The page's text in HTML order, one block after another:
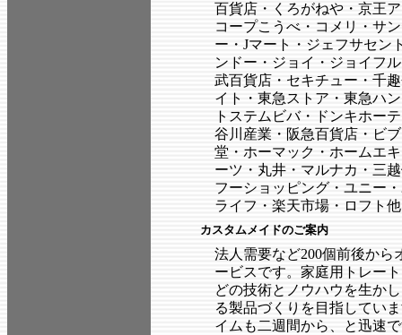
百貨店・くろがねや・京王
コープこうべ・コメリ・サ
ー・Jマート・ジェフサセン
ンドー・ジョイ・ジョイフ
武百貨店・セキチュー・千
イト・東急ストア・東急ハ
トステムビバ・ドンキホー
谷川産業・阪急百貨店・ビ
堂・ホーマック・ホームエ
ーツ・丸井・マルナカ・三
フーショッピング・ユニー
ライフ・楽天市場・ロフト他
カスタムメイドのご案内
法人需要など200個前後から
ービスです。家庭用トレー
どの技術とノウハウを生か
る製品づくりを目指してい
イムも二週間から、と迅速